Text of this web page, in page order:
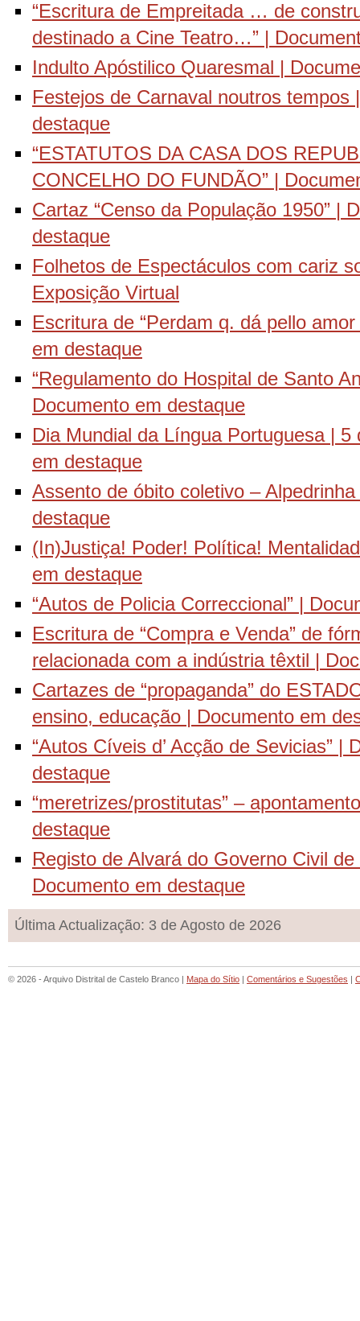
“Escritura de Empreitada … de
destinado a Cine Teatro…” |
Indulto Apóstilico Quaresmal |
Festejos de Carnaval noutros tempos
destaque
“ESTATUTOS DA CASA DOS
CONCELHO DO FUNDÃO” |
Cartaz “Censo da População 1950” |
destaque
Folhetos de Espectáculos com cariz
Exposição Virtual
Escritura de “Perdam q. dá pello
em destaque
“Regulamento do Hospital de Santo
Documento em destaque
Dia Mundial da Língua Portuguesa | 5
em destaque
Assento de óbito coletivo –
destaque
(In)Justiça! Poder! Política!
em destaque
“Autos de Policia Correccional” |
Escritura de “Compra e Venda” de
relacionada com a indústria têxtil |
Cartazes de “propaganda” do
ensino, educação | Documento em
“Autos Cíveis d’ Acção de Sevicias” |
destaque
“meretrizes/prostitutas” –
destaque
Registo de Alvará do Governo Civil
Documento em destaque
Última Actualização: 3 de Agosto de 2026
© 2026 - Arquivo Distrital de Castelo Branco | Mapa do Sítio | Comentários e Sugestões |